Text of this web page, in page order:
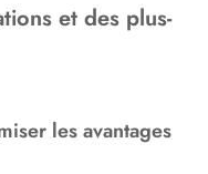
et des plus-
les avantages